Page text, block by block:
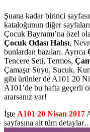
Şuana kadar birinci
kataloğunun diğer
Çocuk Bayramı’na özel
Çocuk Odası Halısı,
bunlardan bazıları. Ayrıca
Tencere Seti, Termos,
Çamaşır Suyu, Sucuk,
gibi ürünler de A101 20
A101’de bu hafta geçerli
ararsanız var!
İşte A101 20 Nisan 2017
sayfasına ait tüm